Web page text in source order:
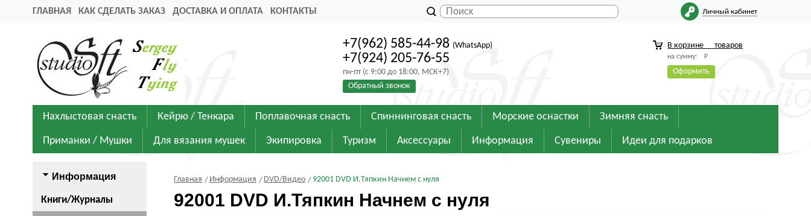
ГЛАВНАЯ КАК СДЕЛАТЬ ЗАКАЗ ДОСТАВКА И ОПЛАТА КОНТАКТЫ Личный кабинет
+7(962) 585-44-98 (WhatsApp)
+7(924) 205-76-55
пн-пт (с 9:00 до 18:00, МСК+7)
Обратный звонок
В корзине товаров
на сумму: Р
Оформить
Нахлыстовая снасть Кейрю / Тенкара Поплавочная снасть Спиннинговая снасть Морские оснастки Зимняя снасть
Приманки / Мушки Для вязания мушек Экипировка Туризм Аксессуары Информация Сувениры Идеи для подарков
Информация
Книги/Журналы
Главная Информация DVD/Видео 92001 DVD И.Тяпкин Начнем с нуля
92001 DVD И.Тяпкин Начнем с нуля